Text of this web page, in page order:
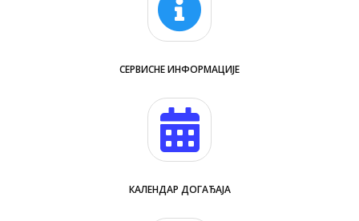
СЕРВИСНЕ ИНФОРМАЦИЈЕ
КАЛЕНДАР ДОГАЂАЈА